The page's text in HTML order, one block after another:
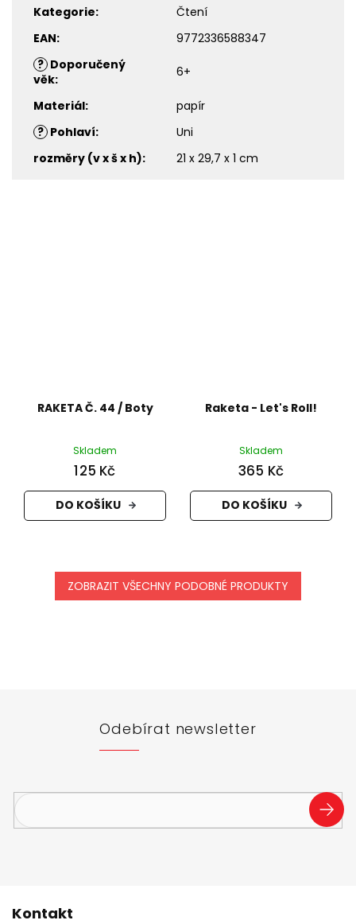
Kategorie:
Čtení
EAN:
9772336588347
? Doporučený
věk: 6+
Materiál:
papír
? Pohlaví:
Uni
rozměry (v x š x h): 21 x 29,7 x 1 cm
RAKETA Č. 44 / Boty
Skladem
125 Kč
DO KOŠÍKU
Raketa - Let's Roll!
Skladem
365 Kč
DO KOŠÍKU
ZOBRAZIT VŠECHNY PODOBNÉ PRODUKTY
Odebírat newsletter
SE
Kontakt